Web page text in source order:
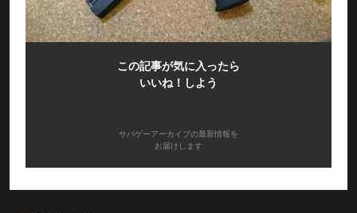
この記事が気に入ったら
いいね！しよう
サバゲーアーカイブの最新情報を
お届けします